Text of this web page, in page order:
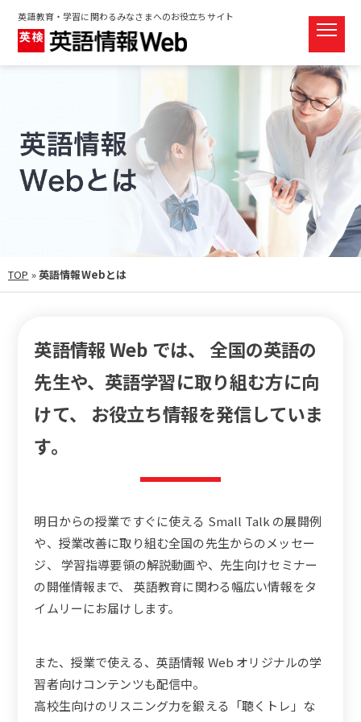
英語教育・学習に関わるみなさまへのお役立ちサイト
TOP »英語情報Webとは
英語情報 Web では、
全国の英語の
先生や、英語学習に取り組む方に向
けて、
お役立ち情報を発信していま
す。
明日からの授業ですぐに使える Small Talk の展開例
や、授業改善に取り組む全国の先生からのメッセー
ジ、
学習指導要領の解説動画や、先生向けセミナー
の開催情報まで、
英語教育に関わる幅広い情報をタ
イムリーにお届けします。
また、授業で使える、英語情報 Web オリジナルの学
習者向けコンテンツも配信中。
高校生向けのリスニング力を鍛える「聴くトレ」な